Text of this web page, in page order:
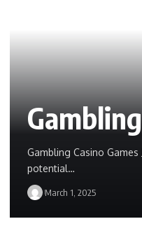
Gambling Casino
potential…
March 1, 2025